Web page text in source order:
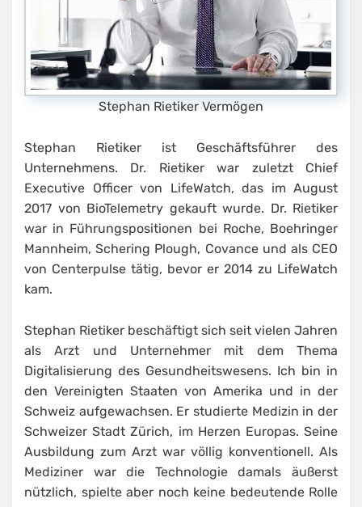
Stephan Rietiker Vermögen
Stephan Rietiker ist Geschäftsführer des
Unternehmens. Dr. Rietiker war zuletzt Chief
Executive Officer von LifeWatch, das im August
2017 von BioTelemetry gekauft wurde. Dr. Rietiker
war in Führungspositionen bei Roche, Boehringer
Mannheim, Schering Plough, Covance und als CEO
von Centerpulse tätig, bevor er 2014 zu LifeWatch
kam.
Stephan Rietiker beschäftigt sich seit vielen Jahren
als Arzt und Unternehmer mit dem Thema
Digitalisierung des Gesundheitswesens. Ich bin in
den Vereinigten Staaten von Amerika und in der
Schweiz aufgewachsen. Er studierte Medizin in der
Schweizer Stadt Zürich, im Herzen Europas. Seine
Ausbildung zum Arzt war völlig konventionell. Als
Mediziner war die Technologie damals äußerst
nützlich, spielte aber noch keine bedeutende Rolle